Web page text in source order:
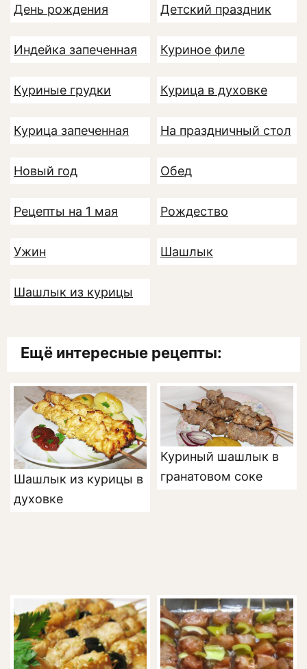
День рождения Детский праздник
Индейка запеченная Куриное филе
Куриные грудки Курица в духовке
Курица запеченная На праздничный стол
Новый год Обед
Рецепты на 1 мая Рождество
Ужин Шашлык
Шашлык из курицы
Ещё интересные рецепты:
Шашлык из курицы в
духовке
Куриный шашлык в
гранатовом соке